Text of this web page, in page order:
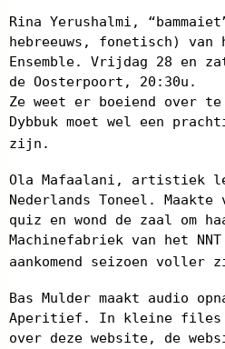
Rina Yerushalmi,
hebreeuws, fonetisch)
Ensemble. Vrijdag 28 en
de Oosterpoort, 20:30u.
Ze weet er boeiend over
Dybbuk moet wel een
zijn.
Ola Mafaalani, artistiek
Nederlands Toneel.
quiz en wond de zaal om
Machinefabriek van het
aankomend seizoen
Bas Mulder maakt audio
Aperitief. In kleine files
over deze website, de